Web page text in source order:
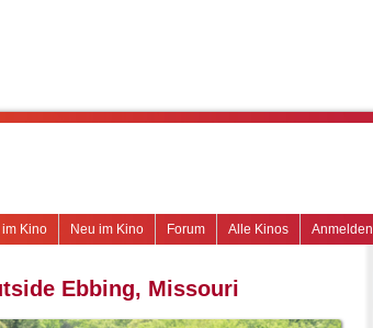
Anmelden
Alle Kinos
Forum
Neu im Kino
im Kino
Ebbing, Missouri